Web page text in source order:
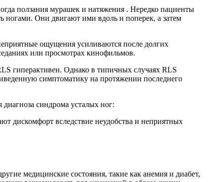
ползания мурашек и натяжения . Нередко пациенты
ногами. Они двигают ими вдоль и поперек, а затем
ощущения усиливаются после долгих
или просмотрах кинофильмов.
гиперактивен. Однако в типичных случаях RLS
симптоматику на протяжении последнего
синдрома усталых ног:
дискомфорт вследствие неудобства и неприятных
медицинские состояния, такие как анемия и диабет,